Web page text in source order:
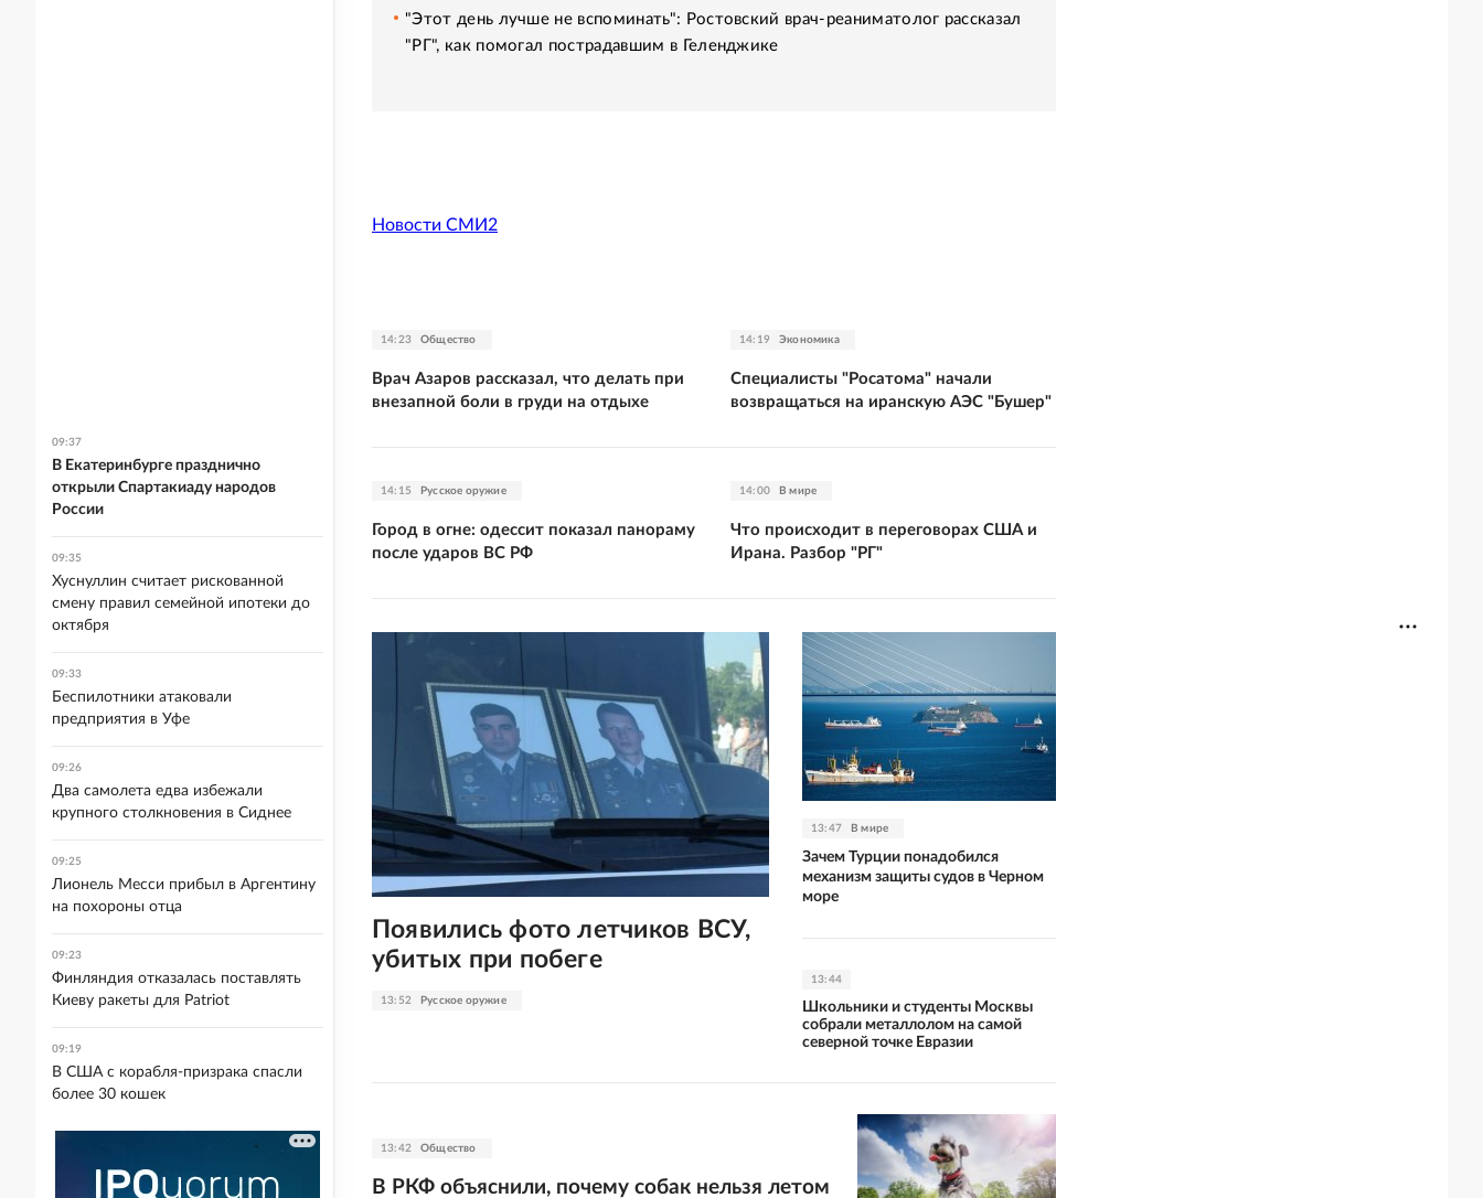
"Этот день лучше не вспоминать": Ростовский врач-реаниматолог рассказал
"РГ", как помогал пострадавшим в Геленджике
Новости СМИ2
14:23 Общество
Врач Азаров рассказал, что делать при
внезапной боли в груди на отдыхе
14:19 Экономика
Специалисты "Росатома" начали
возвращаться на иранскую АЭС "Бушер"
14:15 Русское оружие
Город в огне: одессит показал панораму
после ударов ВС РФ
14:00 В мире
Что происходит в переговорах США и
Ирана. Разбор "РГ"
13:52 Русское оружие
Появились фото летчиков ВСУ,
убитых при побеге
13:47 В мире
Зачем Турции понадобился
механизм защиты судов в Черном
море
13:44
Школьники и студенты Москвы
собрали металлолом на самой
северной точке Евразии
13:42 Общество
В РКФ объяснили, почему собак нельзя летом
09:37
В Екатеринбурге празднично
открыли Спартакиаду народов
России
09:35
Хуснуллин считает рискованной
смену правил семейной ипотеки до
октября
09:33
Беспилотники атаковали
предприятия в Уфе
09:26
Два самолета едва избежали
крупного столкновения в Сиднее
09:25
Лионель Месси прибыл в Аргентину
на похороны отца
09:23
Финляндия отказалась поставлять
Киеву ракеты для Patriot
09:19
В США с корабля-призрака спасли
более 30 кошек